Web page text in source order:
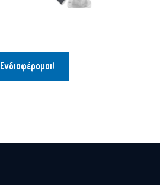
Ενδιαφέρομαι!